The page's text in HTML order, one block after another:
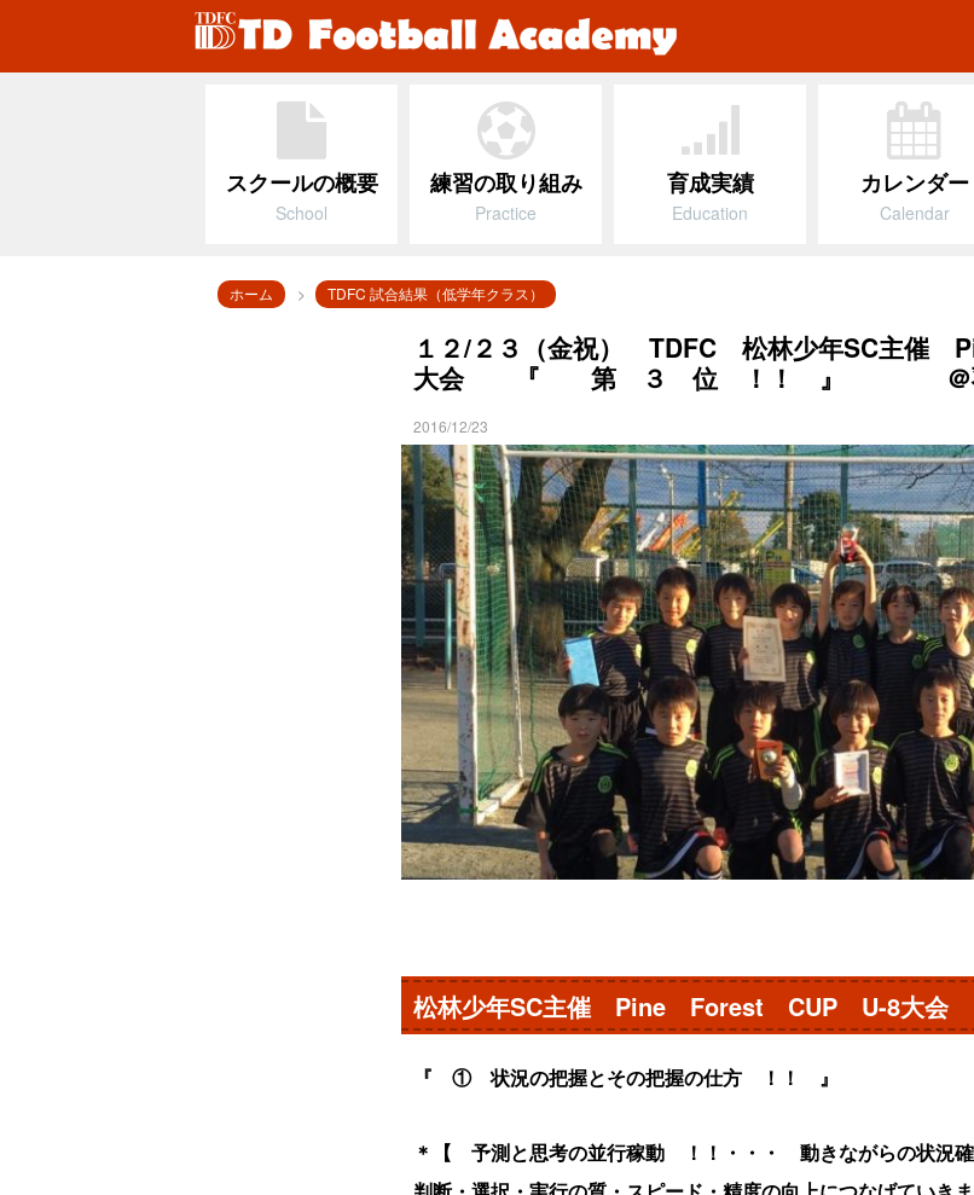
スクールの概要
School
練習の取り組み
Practice
育成実績
Education
カレンダー
Calendar
ホーム TDFC 試合結果（低学年クラス）
１２/２３（金祝） TDFC 松林少年SC主催
大会 『 第 ３ 位 ！！ 』 ＠羽村
2016/12/23
松林少年SC主催 Pine Forest CUP U-8大会
『 ① 状況の把握とその把握の仕方 ！！ 』
＊【 予測と思考の並行稼動 ！！・・・ 動きながらの状況確